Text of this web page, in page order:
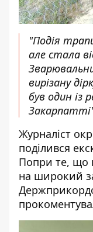
"Подія
але стала
вирізану
був один із
Журналіст
поділився
Попри те, що
на широкий